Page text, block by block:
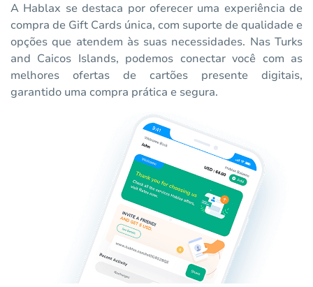
A Hablax se destaca por oferecer uma experiência de
compra de Gift Cards única, com suporte de qualidade e
opções que atendem às suas necessidades. Nas Turks
and Caicos Islands, podemos conectar você com as
melhores ofertas de cartões presente digitais,
garantido uma compra prática e segura.